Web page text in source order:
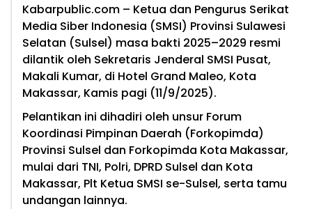
Kabarpublic.com – Ketua dan Pengurus Serikat
Media Siber Indonesia (SMSI) Provinsi Sulawesi
Selatan (Sulsel) masa bakti 2025–2029 resmi
dilantik oleh Sekretaris Jenderal SMSI Pusat,
Makali Kumar, di Hotel Grand Maleo, Kota
Makassar, Kamis pagi (11/9/2025).
Pelantikan ini dihadiri oleh unsur Forum
Koordinasi Pimpinan Daerah (Forkopimda)
Provinsi Sulsel dan Forkopimda Kota Makassar,
mulai dari TNI, Polri, DPRD Sulsel dan Kota
Makassar, Plt Ketua SMSI se-Sulsel, serta tamu
undangan lainnya.